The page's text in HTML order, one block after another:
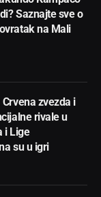
Saznajte sve o
na Mali
zvezda i
rivale u
i Lige
su u igri